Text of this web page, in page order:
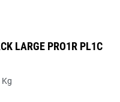
LARGE PRO1R PL1C
Kg